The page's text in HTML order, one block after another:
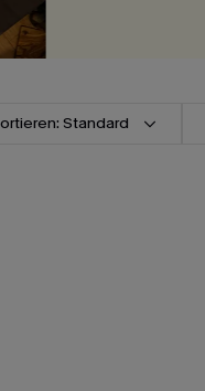
Standard